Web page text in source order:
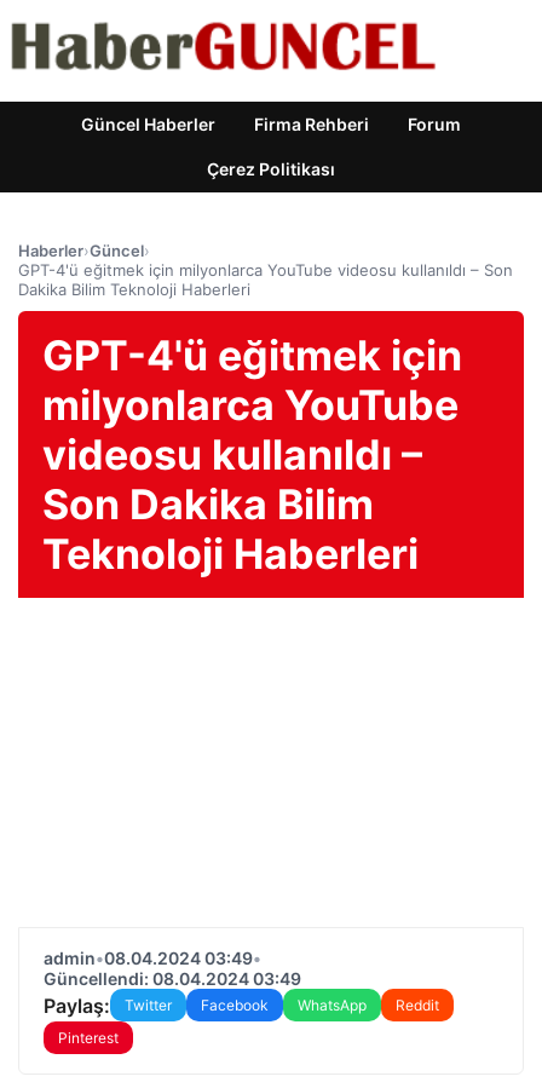
Güncel Haberler Firma Rehberi Forum
Çerez Politikası
Haberler›Güncel›
GPT-4'ü eğitmek için milyonlarca YouTube videosu kullanıldı – Son
Dakika Bilim Teknoloji Haberleri
GPT-4'ü eğitmek için
milyonlarca YouTube
videosu kullanıldı –
Son Dakika Bilim
Teknoloji Haberleri
admin•08.04.2024 03:49•
Güncellendi: 08.04.2024 03:49
Paylaş: Twitter Facebook WhatsApp
Reddit
Pinterest